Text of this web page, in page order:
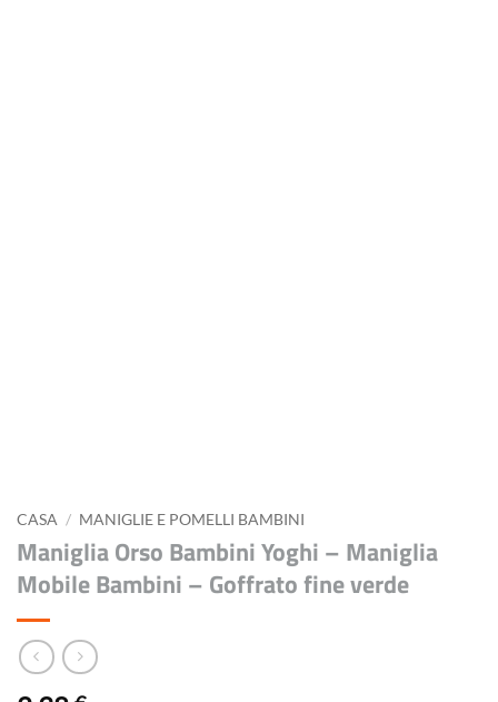
CASA / MANIGLIE E POMELLI BAMBINI
Maniglia Orso Bambini Yoghi – Maniglia
Mobile Bambini – Goffrato fine verde